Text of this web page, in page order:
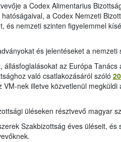
a Codex Alimentarius
a Codex Nemzeti
és nemzeti szinten figyelemmel
és jelentéseket a nemzeti
az Európa Tanács
való csatlakozásáról szóló
nek illetve közvetlenül megküldi
üléseken résztvevő magyar
Szakbizottság éves üléseit, és